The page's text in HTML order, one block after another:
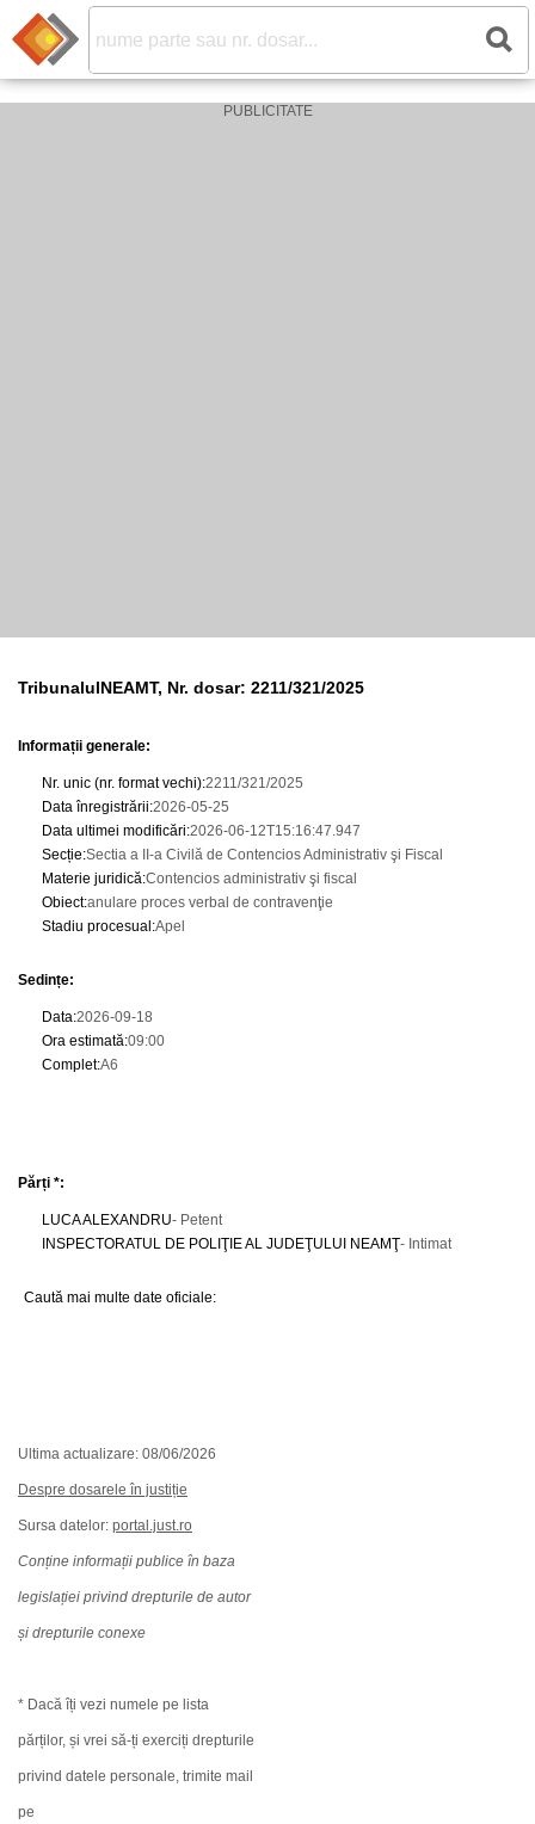
TribunalulNEAMT, Nr. dosar: 2211/321/2025
Informații generale:
Nr. unic (nr. format vechi):2211/321/2025
Data înregistrării:2026-05-25
Data ultimei modificări:2026-06-12T15:16:47.947
Secție:Sectia a II-a Civilă de Contencios Administrativ şi Fiscal
Materie juridică:Contencios administrativ şi fiscal
Obiect:anulare proces verbal de contravenţie
Stadiu procesual :Apel
Sedințe:
Data:2026-09-18
Ora estimată:09:00
Complet:A6
Părți *:
LUCA ALEXANDRU- Petent
INSPECTORATUL DE POLIŢIE AL JUDEŢULUI NEAMŢ- Intimat
Caută mai multe date oficiale:
Ultima actualizare: 08/06/2026
Despre dosarele în justiție
Sursa datelor: portal.just.ro
Conține informații publice în baza
legislației privind drepturile de autor
și drepturile conexe
* Dacă îți vezi numele pe lista
părților, și vrei să-ți exerciți drepturile
privind datele personale, trimite mail
pe